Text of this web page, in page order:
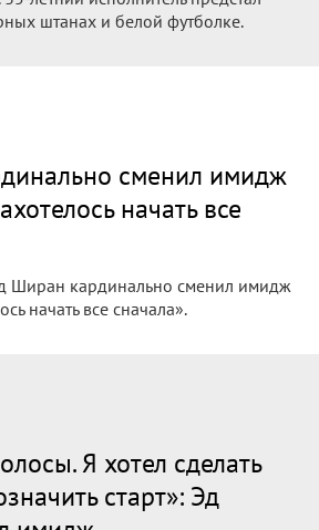
штанах и белой футболке.
сменил имидж
начать все
Ширан кардинально сменил имидж
начать все сначала».
Я хотел сделать
старт»: Эд